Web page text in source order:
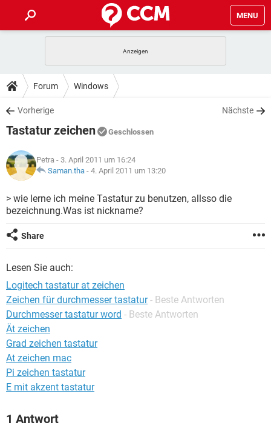
MENU
ANDROID
WINDOWS 10
WHATSAPP TIKTOK
FACEBOOK
TIPPS & TRICKS
SPIELE
WHATSAPP
FACEBOOK
DOWNLOADS
SPIELE STREAMING
ANDROID
WINDOWS 10 INSTAGRAM
WHATSAPP TIKTOK
FACEBOOK
SPIELE
ANDROID
WINDOWS 10 INSTAGRAM
LEXIKON
SPIELE STREAMING
ANDROID
WINDOWS 10
Forum Windows
Vorherige Nächste
Tastatur zeichen Geschlossen
Petra - 3. April 2011 um 16:24
Saman.tha - 4. April 2011 um 13:20
> wie lerne ich meine Tastatur zu benutzen, allsso die
bezeichnung.Was ist nickname?
Share
Lesen Sie auch:
Logitech tastatur at zeichen
Zeichen für durchmesser tastatur - Beste Antworten
Durchmesser tastatur word - Beste Antworten
Ät zeichen
Grad zeichen tastatur
At zeichen mac
Pi zeichen tastatur
E mit akzent tastatur
1 Antwort